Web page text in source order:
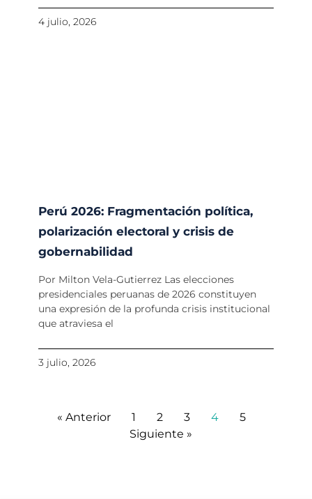
4 julio, 2026
Perú 2026: Fragmentación política,
polarización electoral y crisis de
gobernabilidad
Por Milton Vela-Gutierrez Las elecciones
presidenciales peruanas de 2026 constituyen
una expresión de la profunda crisis institucional
que atraviesa el
3 julio, 2026
« Anterior 1 2 3 4
5
Siguiente »